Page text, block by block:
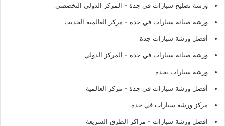
ورشة تصليح سيارات في جدة - المركز الدولي التخصصي
ورشة صيانة سيارات في جدة - مركز العالمية الحديث
أفضل ورشة سيارات جدة
ورشة صيانة سيارات في جدة - المركز الدولي
ورشة سيارات بجدة
أفضل ورشة سيارات في جدة - مركز العالمية
مركز ورشة سيارات في جدة
افضل ورشة سيارات - مراكز الطرق السريعة